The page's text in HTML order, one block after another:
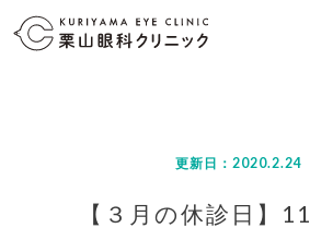
更新日：2020.2.24
【３月の休診日】